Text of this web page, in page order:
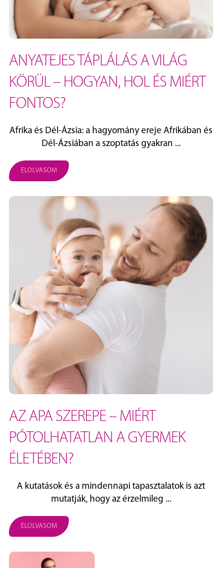
ANYATEJES TÁPLÁLÁS A VILÁG
KÖRÜL – HOGYAN, HOL ÉS MIÉRT
FONTOS?
Afrika és Dél‑Ázsia: a hagyomány ereje Afrikában és
Dél‑Ázsiában a szoptatás gyakran ...
ELOLVASOM
AZ APA SZEREPE – MIÉRT
PÓTOLHATATLAN A GYERMEK
ÉLETÉBEN?
A kutatások és a mindennapi tapasztalatok is azt
mutatják, hogy az érzelmileg ...
ELOLVASOM